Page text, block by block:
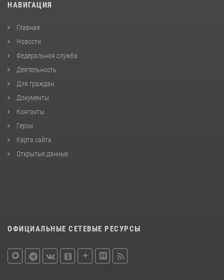
НАВИГАЦИЯ
Главная
Новости
Федеральная служба
Деятельность
Для граждан
Документы
Контакты
Герои
Карта сайта
Открытые данные
ОФИЦИАЛЬНЫЕ СЕТЕВЫЕ РЕСУРСЫ